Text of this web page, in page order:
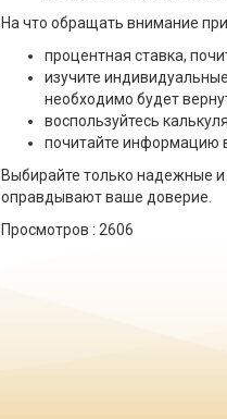
На что обращать внимание
процентная ставка,
изучите
необходимо будет
воспользуйтесь
почитайте информацию
Выбирайте только надежные
оправдывают ваше доверие.
Просмотров : 2606